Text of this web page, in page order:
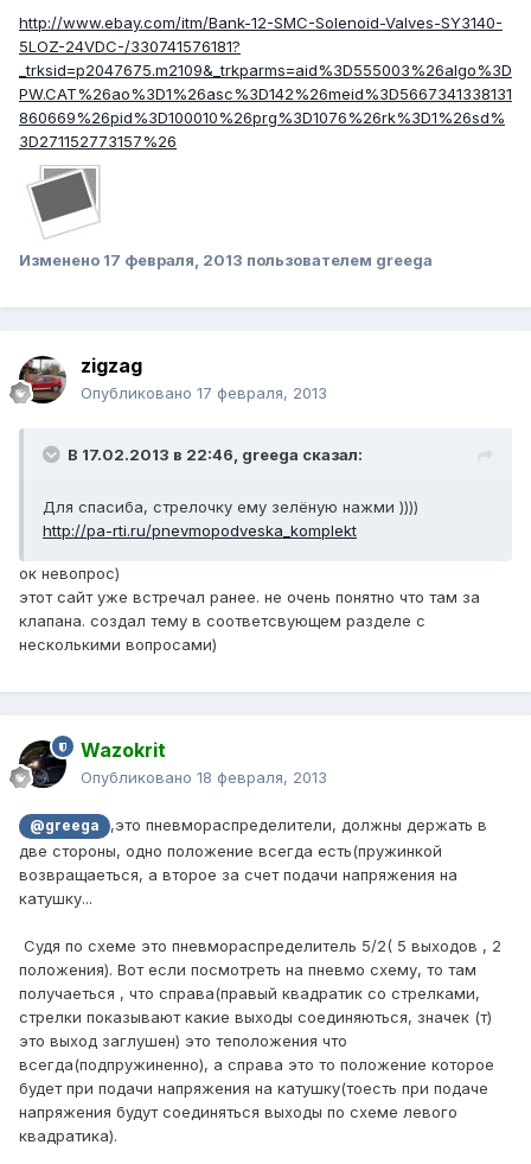
http://www.ebay.com/itm/Bank-12-SMC-Solenoid-Valves-SY3140-
5LOZ-24VDC-/330741576181?
_trksid=p2047675.m2109&_trkparms=aid%3D555003%26algo%3D
PW.CAT%26ao%3D1%26asc%3D142%26meid%3D5667341338131
860669%26pid%3D100010%26prg%3D1076%26rk%3D1%26sd%
3D271152773157%26
Изменено 17 февраля, 2013 пользователем greega
zigzag
Опубликовано 17 февраля, 2013
В 17.02.2013 в 22:46, greega сказал:
Для спасиба, стрелочку ему зелёную нажми ))))
http://pa-rti.ru/pnevmopodveska_komplekt
ок невопрос)
этот сайт уже встречал ранее. не очень понятно что там за
клапана. создал тему в соответсвующем разделе с
несколькими вопросами)
Wazokrit
Опубликовано 18 февраля, 2013
@greega
,это пневмораспределители, должны держать в
две стороны, одно положение всегда есть(пружинкой
возвращаеться, а второе за счет подачи напряжения на
катушку...
Судя по схеме это пневмораспределитель 5/2( 5 выходов , 2
положения). Вот если посмотреть на пневмо схему, то там
получаеться , что справа(правый квадратик со стрелками,
стрелки показывают какие выходы соединяються, значек (т)
это выход заглушен) это теположения что
всегда(подпружиненно), а справа это то положение которое
будет при подачи напряжения на катушку(тоесть при подаче
напряжения будут соединяться выходы по схеме левого
квадратика).